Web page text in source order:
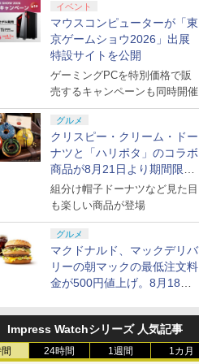
イベント
マウスコンピューターが「東
京ゲームショウ2026」出展
特設サイトを公開
ゲーミングPCを特別価格で販
売するキャンペーンも同時開催
グルメ
クリスピー・クリーム・ドー
ナツと「ハリポタ」のコラボ
商品が8月21日より期間限定
で発売
組分け帽子ドーナツなど見た目
も楽しい商品が登場
グルメ
マクドナルド、マックデリバ
リーの朝マックの最低注文料
金が500円値上げ。8月18日
Impress Watchシリーズ 人気記事
24時間 1週間 1カ月